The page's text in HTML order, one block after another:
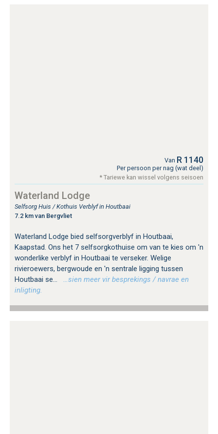
Van R 1140
Per persoon per nag (wat deel)
* Tariewe kan wissel volgens seisoen
Waterland Lodge
Selfsorg Huis / Kothuis Verblyf in Houtbaai
7.2 km van Bergvliet
Waterland Lodge bied selfsorgverblyf in Houtbaai,
Kaapstad. Ons het 7 selfsorgkothuise om van te kies om 'n
wonderlike verblyf in Houtbaai te verseker. Welige
rivieroewers, bergwoude en 'n sentrale ligging tussen
Houtbaai se...
…sien meer vir besprekings / navrae en
inligting.